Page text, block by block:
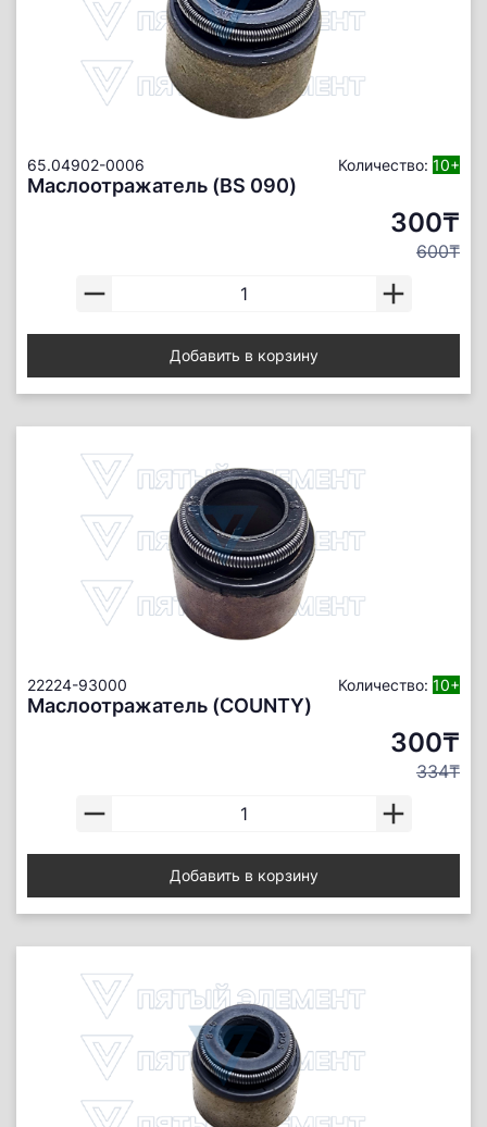
65.04902-0006 Количество: 10+
Маслоотражатель (BS 090)
300₸
600₸
Добавить в корзину
22224-93000 Количество: 10+
Маслоотражатель (COUNTY)
300₸
334₸
Добавить в корзину